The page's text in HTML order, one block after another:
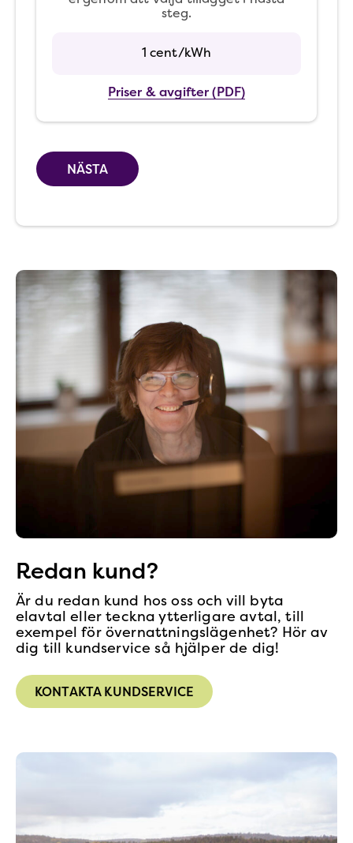
steg.
1 cent/kWh
Priser & avgifter (PDF)
Redan kund?
Är du redan kund hos oss och vill byta
elavtal eller teckna ytterligare avtal, till
exempel för övernattningslägenhet? Hör av
dig till kundservice så hjälper de dig!
KONTAKTA KUNDSERVICE